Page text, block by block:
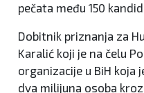
pečata među 150
Dobitnik priznanja za
Karalić koji je na čelu
organizacije u BiH koja
dva milijuna osoba